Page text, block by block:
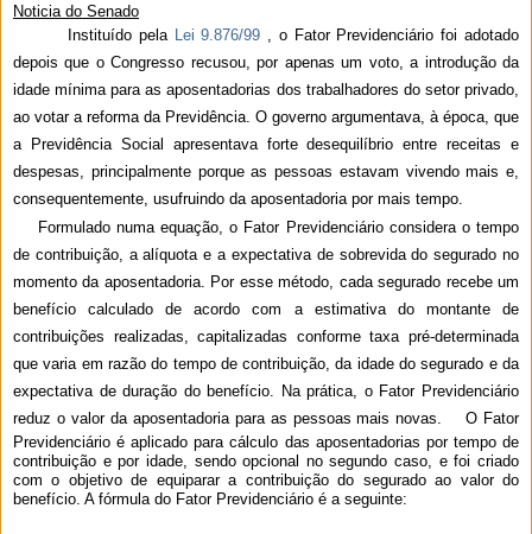
Noticia do Senado
Instituído pela
Lei 9.876/99 , o Fator Previdenciário foi adotado
depois que o Congresso recusou, por apenas um voto, a introdução da
idade mínima para as aposentadorias dos trabalhadores do setor privado,
ao votar a reforma da Previdência. O governo argumentava, à época, que
a Previdência Social apresentava forte desequilíbrio entre receitas e
despesas, principalmente porque as pessoas estavam vivendo mais e,
consequentemente, usufruindo da aposentadoria por mais tempo.
Formulado numa equação, o Fator Previdenciário considera o tempo
de contribuição, a alíquota e a expectativa de sobrevida do segurado no
momento da aposentadoria. Por esse método, cada segurado recebe um
benefício calculado de acordo com a estimativa do montante de
contribuições realizadas, capitalizadas conforme taxa pré-determinada
que varia em razão do tempo de contribuição, da idade do segurado e da
expectativa de duração do benefício. Na prática, o Fator Previdenciário
reduz o valor da aposentadoria para as pessoas mais novas.
O Fator
Previdenciário é aplicado para cálculo das aposentadorias por tempo de
contribuição e por idade, sendo opcional no segundo caso, e foi criado
com o objetivo de equiparar a contribuição do segurado ao valor do
benefício. A fórmula do Fator Previdenciário é a seguinte: